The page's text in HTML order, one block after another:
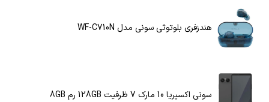
هندزفری بلوتوثی سونی مدل WF-C710N
سونی اکسپریا 10 مارک 7 ظرفیت 128GB رم 8GB